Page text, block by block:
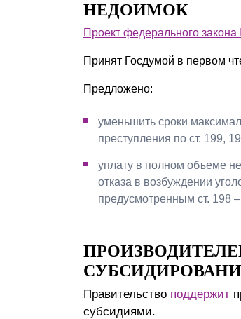
Обращение Управляющего
Социальная
НЕДОИМОК
Проект федерального
Принят Госдумой в первом
Предложено:
уменьшить сроки
преступления по ст. 199,
уплату в полном объеме
отказа в возбуждении
предусмотренным ст. 198
Правительство поддержит
субсидиями.